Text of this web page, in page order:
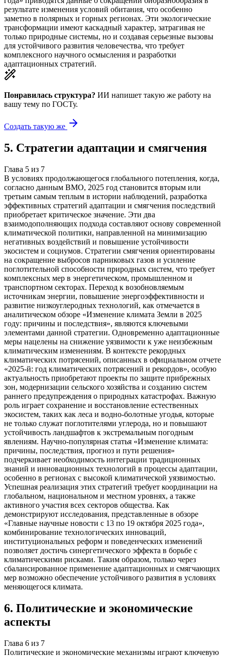
результате изменения условий обитания, что особенно
заметно в полярных и горных регионах. Эти экологические
трансформации имеют каскадный характер, затрагивая не
только природные системы, но и создавая серьезные вызовы
для устойчивого развития человечества, что требует
комплексного научного осмысления и разработки
адаптационных стратегий.
Понравилась структура? ИИ напишет такую же работу на
вашу тему по ГОСТу.
Создать такую же
5. Стратегии адаптации и смягчения
Глава 5 из 7
В условиях продолжающегося глобального потепления, когда,
согласно данным ВМО, 2025 год становится вторым или
третьим самым теплым в истории наблюдений, разработка
эффективных стратегий адаптации и смягчения последствий
приобретает критическое значение. Эти два
взаимодополняющих подхода составляют основу современной
климатической политики, направленной на минимизацию
негативных воздействий и повышение устойчивости
экосистем и социумов. Стратегии смягчения ориентированы
на сокращение выбросов парниковых газов и усиление
поглотительной способности природных систем, что требует
комплексных мер в энергетическом, промышленном и
транспортном секторах. Переход к возобновляемым
источникам энергии, повышение энергоэффективности и
развитие низкоуглеродных технологий, как отмечается в
аналитическом обзоре «Изменение климата Земли в 2025
году: причины и последствия», являются ключевыми
элементами данной стратегии. Одновременно адаптационные
меры нацелены на снижение уязвимости к уже неизбежным
климатическим изменениям. В контексте рекордных
климатических потрясений, описанных в официальном отчете
«2025-й: год климатических потрясений и рекордов», особую
актуальность приобретают проекты по защите прибрежных
зон, модернизации сельского хозяйства и созданию систем
раннего предупреждения о природных катастрофах. Важную
роль играет сохранение и восстановление естественных
экосистем, таких как леса и водно-болотные угодья, которые
не только служат поглотителями углерода, но и повышают
устойчивость ландшафтов к экстремальным погодным
явлениям. Научно-популярная статья «Изменение климата:
причины, последствия, прогноз и пути решения»
подчеркивает необходимость интеграции традиционных
знаний и инновационных технологий в процессы адаптации,
особенно в регионах с высокой климатической уязвимостью.
Успешная реализация этих стратегий требует координации на
глобальном, национальном и местном уровнях, а также
активного участия всех секторов общества. Как
демонстрируют исследования, представленные в обзоре
«Главные научные новости с 13 по 19 октября 2025 года»,
комбинирование технологических инноваций,
институциональных реформ и поведенческих изменений
позволяет достичь синергетического эффекта в борьбе с
климатическими рисками. Таким образом, только через
сбалансированное применение адаптационных и смягчающих
мер возможно обеспечение устойчивого развития в условиях
меняющегося климата.
6. Политические и экономические
аспекты
Глава 6 из 7
Политические и экономические механизмы играют ключевую